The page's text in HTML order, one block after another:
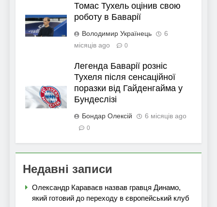
Томас Тухель оцінив свою
роботу в Баварії
Володимир Українець
6
місяців ago
0
Легенда Баварії розніс
Тухеля після сенсаційної
поразки від Гайденгайма у
Бундеслізі
Бондар Олексій 6 місяців ago
0
Недавні записи
Олександр Караваєв назвав гравця Динамо,
який готовий до переходу в європейський клуб